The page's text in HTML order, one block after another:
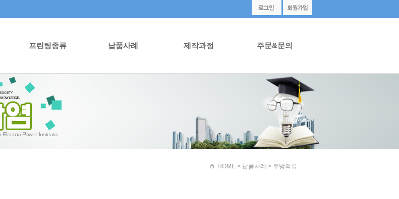
프린팅종류 납품사례 제작과정 주문&문의
HOME > 납품사례 > 주방의류